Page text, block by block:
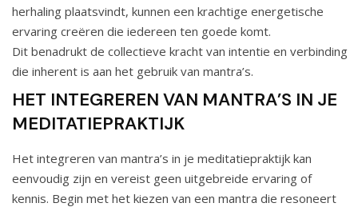
herhaling plaatsvindt, kunnen een krachtige energetische
ervaring creëren die iedereen ten goede komt.
Dit benadrukt de collectieve kracht van intentie en verbinding
die inherent is aan het gebruik van mantra’s.
HET INTEGREREN VAN MANTRA’S IN JE
MEDITATIEPRAKTIJK
Het integreren van mantra’s in je meditatiepraktijk kan
eenvoudig zijn en vereist geen uitgebreide ervaring of
kennis. Begin met het kiezen van een mantra die resoneert